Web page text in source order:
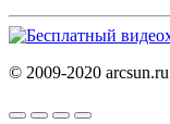
© 2009-2020